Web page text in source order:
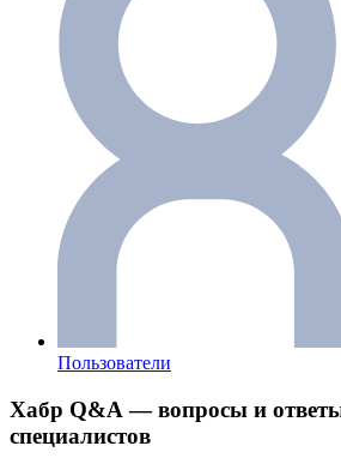
Пользователи
Хабр Q&A — вопросы и
специалистов